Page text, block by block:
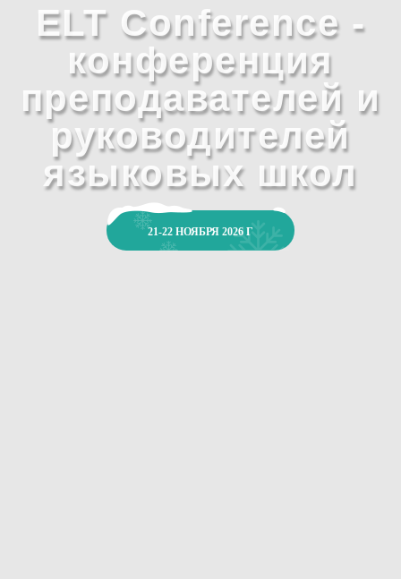
ELT Conference -
конференция
преподавателей и
руководителей
языковых школ
21-22 НОЯБРЯ 2026 Г